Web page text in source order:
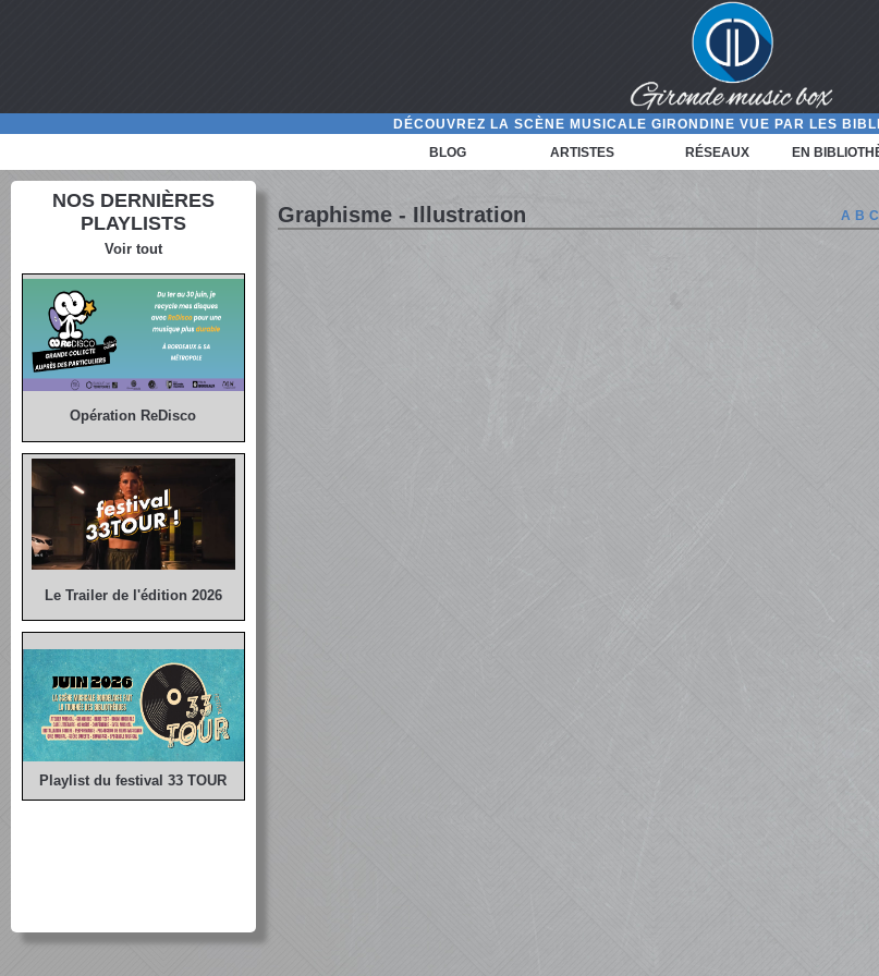
DÉCOUVREZ LA SCÈNE MUSICALE GIRONDINE VUE PAR LES
BLOG
ARTISTES RÉSEAUX EN
NOS DERNIÈRES
PLAYLISTS
Voir tout
Opération ReDisco
Le Trailer de l'édition 2026
Playlist du festival 33 TOUR
Graphisme - Illustration A B C